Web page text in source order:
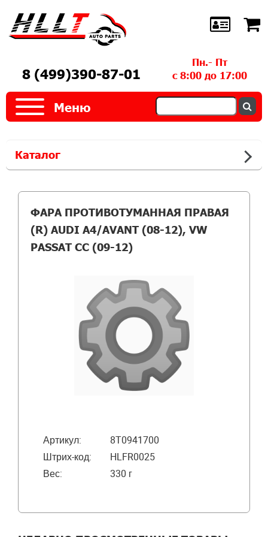
8 (499)390-87-01
Пн.- Пт
с 8:00 до 17:00
Меню
Каталог
ФАРА ПРОТИВОТУМАННАЯ ПРАВАЯ
(R) AUDI A4/AVANT (08-12), VW
PASSAT CC (09-12)
Артикул:
8T0941700
Штрих-код:
HLFR0025
Вес:
330 г